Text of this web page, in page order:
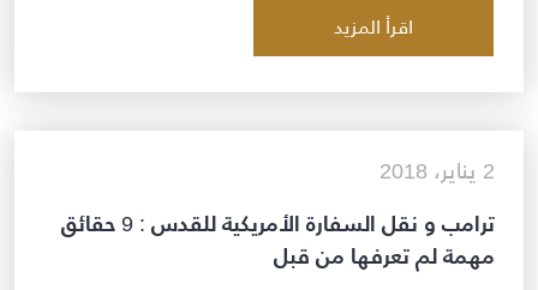
اقرأ المزيد
2 يناير، 2018
ترامب و نقل السفارة الأمريكية للقدس : 9 حقائق
مهمة لم تعرفها من قبل